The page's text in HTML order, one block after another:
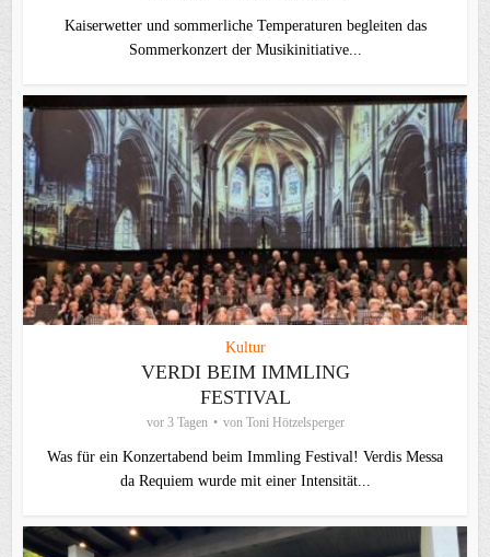
Kaiserwetter und sommerliche Temperaturen begleiten das
Sommerkonzert der Musikinitiative...
Kultur
VERDI BEIM IMMLING
FESTIVAL
vor 3 Tagen von Toni Hötzelsperger
Was für ein Konzertabend beim Immling Festival! Verdis Messa
da Requiem wurde mit einer Intensität...